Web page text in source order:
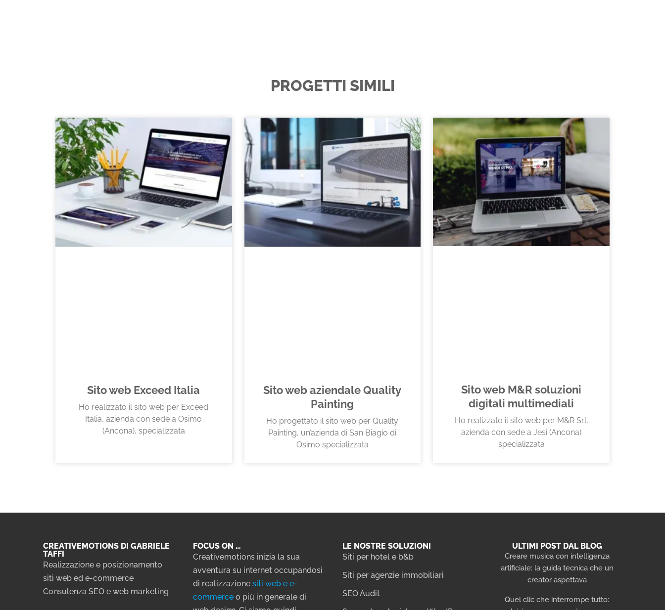
PROGETTI SIMILI
Sito web Exceed Italia
Ho realizzato il sito web per Exceed
Italia, azienda con sede a Osimo
(Ancona), specializzata
Sito web aziendale Quality
Painting
Ho progettato il sito web per Quality
Painting, un’azienda di San Biagio di
Osimo specializzata
Sito web M&R soluzioni
digitali multimediali
Ho realizzato il sito web per M&R Srl,
azienda con sede a Jesi (Ancona)
specializzata
CREATIVEMOTIONS DI GABRIELE
TAFFI
Realizzazione e posizionamento
siti web ed e-commerce
Consulenza SEO e web marketing
FOCUS ON …
Creativemotions inizia la sua
avventura su internet occupandosi
di realizzazione siti web e e-
commerceo più in generale di
LE NOSTRE SOLUZIONI
Siti per hotel e b&b
Siti per agenzie immobiliari
SEO Audit
ULTIMI POST DAL BLOG
Creare musica con intelligenza
artificiale: la guida tecnica che un
creator aspettava
Quel clic che interrompe tutto: